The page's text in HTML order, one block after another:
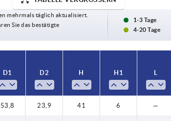
mehrmals täglich aktualisiert.
Sie das bestätigte
1-3 Tage
4-20 Tage
D1 D2 H H1 L
53,8 23,9 41 6 —